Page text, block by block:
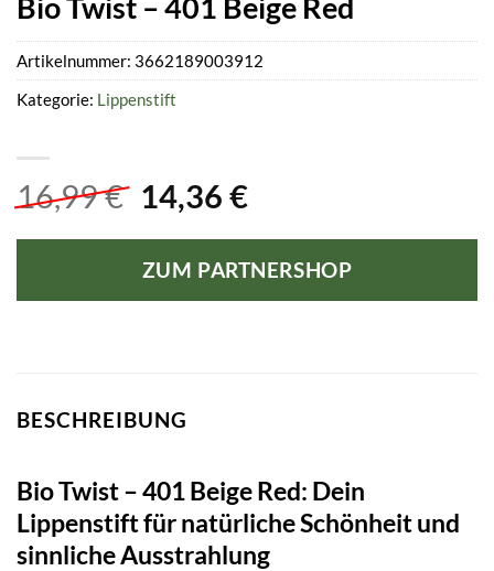
16,99€ Ursprünglicher
war:
16,99 €
14,36 €Aktueller
ist:
14,36 €.
ZUM PARTNERSHOP
Artikelnummer: 3662189003912
Kategorie: Lippenstift
BESCHREIBUNG
Bio Twist – 401 Beige Red: Dein
Lippenstift für natürliche Schönheit und
sinnliche Ausstrahlung